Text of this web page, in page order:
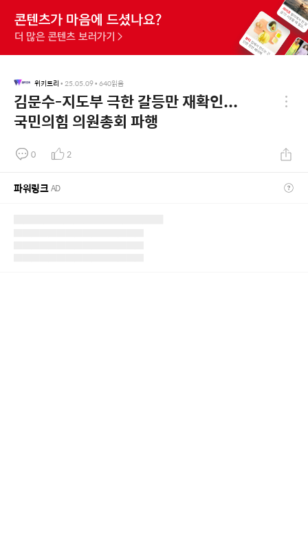
위키트리 • 25.05.09• 640읽음
김문수-지도부 극한 갈등만 재확인...
국민의힘 의원총회 파행
0 2
파워링크AD